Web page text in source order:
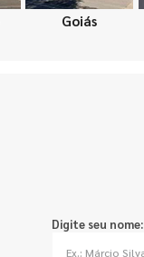
Goiás
Digite seu nome: